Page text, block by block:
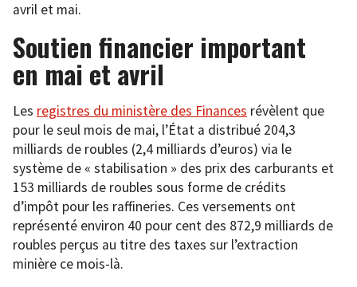
avril et mai.
Soutien financier important
en mai et avril
Les registres du ministère des Finances révèlent que
pour le seul mois de mai, l’État a distribué 204,3
milliards de roubles (2,4 milliards d’euros) via le
système de « stabilisation » des prix des carburants et
153 milliards de roubles sous forme de crédits
d’impôt pour les raffineries. Ces versements ont
représenté environ 40 pour cent des 872,9 milliards de
roubles perçus au titre des taxes sur l’extraction
minière ce mois-là.